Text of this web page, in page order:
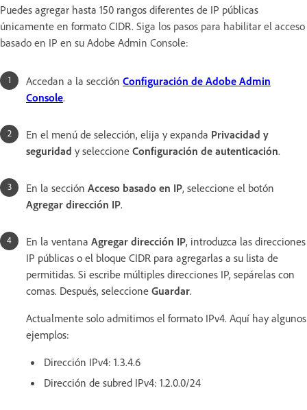
Puedes agregar hasta 150 rangos diferentes de IP públicas
únicamente en formato CIDR. Siga los pasos para habilitar el acceso
basado en IP en su Adobe Admin Console:
Accedan a la sección Configuración de Adobe Admin
Console.
En el menú de selección, elija y expanda Privacidad y
seguridad y seleccione Configuración de autenticación.
En la sección Acceso basado en IP, seleccione el botón
Agregar dirección IP.
En la ventana Agregar dirección IP, introduzca las direcciones
IP públicas o el bloque CIDR para agregarlas a su lista de
permitidas. Si escribe múltiples direcciones IP, sepárelas con
comas. Después, seleccione Guardar.
Actualmente solo admitimos el formato IPv4. Aquí hay algunos
ejemplos:
Dirección IPv4: 1.3.4.6
Dirección de subred IPv4: 1.2.0.0/24